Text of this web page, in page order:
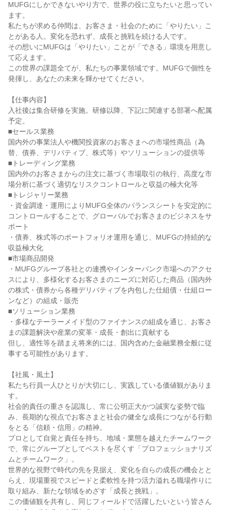
MUFGにしかできないやり方で、世界の役に立ちたいと思ってい
ます。
私たちが求める仲間は、お客さま・社会のために「やりたい」こ
とがある人。変化を恐れず、成長と挑戦を続ける人です。
その想いにMUFGは「やりたい」ことが「できる」環境を用意し
て応えます。
この世界の課題全てが、私たちの事業領域です。MUFGで個性を
発揮し、あなたの未来を輝かせてください。
【仕事内容】
入社後は集合研修を実施。研修以降、下記に関連する部署へ配属
予定。
■セールス業務
国内外の事業法人や機関投資家のお客さまへの市場性商品（為
替、債券、デリバティブ、株式等）やソリューションの提供等
■トレーディング業務
国内外のお客さまからの注文に基づく市場取引の執行、高度な市
場分析に基づく適切なリスクコントロールと収益の極大化等
■トレジャリー業務
・資金調達・運用によりMUFG全体のバランスシートを安定的に
コントロールすることで、グローバルでお客さまのビジネスをサ
ポート
・債券、株式等のポートフォリオ運用を通じ、MUFGの持続的な
収益極大化
■市場商品開発
・MUFGグループ各社との連携やインターバンク市場へのアクセ
スにより、多様化するお客さまのニーズに対応した商品（国内外
の株式・債券から各種デリバティブを内包した仕組債・仕組ロー
ンなど）の組成・販売
■ソリューション業務
・多様なテーラーメイド型のファイナンスの組成を通じ、お客さ
まの課題解決や産業の変革・成長・創出に貢献する
但し、適性等を踏まえ将来的には、国内含めた金融業務全般に従
事する可能性があります。
【社風・風土】
私たち行員一人ひとりが大切にし、実践している価値観がありま
す。
社会的責任の重さを認識し、常に公明正大かつ誠実な姿勢で臨
み、長期的な視点でお客さまと社会の健全な成長につながる行動
をとる「信頼・信用」の精神。
プロとして自覚と責任を持ち、地域・業態を越えたチームワーク
で、常にグループとしてベストを尽くす「プロフェッショナリズ
ムとチームワーク」。
世界的な視野で時代の先を見据え、変化を自らの成長の機会とと
らえ、現場重視でスピードと柔軟性を持つ活力溢れる職場作りに
取り組み、新たな領域をめざす「成長と挑戦」。
この価値観を共有し、同じフィールドで活躍したいという皆さん